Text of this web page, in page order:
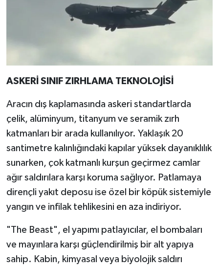
ASKERİ SINIF ZIRHLAMA TEKNOLOJİSİ
Aracın dış kaplamasında askeri standartlarda
çelik, alüminyum, titanyum ve seramik zırh
katmanları bir arada kullanılıyor. Yaklaşık 20
santimetre kalınlığındaki kapılar yüksek dayanıklılık
sunarken, çok katmanlı kurşun geçirmez camlar
ağır saldırılara karşı koruma sağlıyor. Patlamaya
dirençli yakıt deposu ise özel bir köpük sistemiyle
yangın ve infilak tehlikesini en aza indiriyor.
"The Beast", el yapımı patlayıcılar, el bombaları
ve mayınlara karşı güçlendirilmiş bir alt yapıya
sahip. Kabin, kimyasal veya biyolojik saldırı